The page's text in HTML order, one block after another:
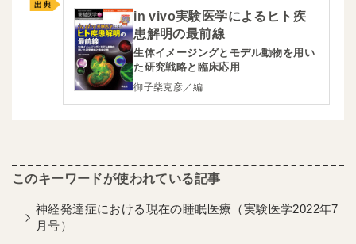
in vivo実験医学によるヒト疾
患解明の最前線
生体イメージングとモデル動物を用い
た研究戦略と臨床応用
御子柴克彦／編
神経発達症における現在の睡眠医療（実験医学2022年7
月号）